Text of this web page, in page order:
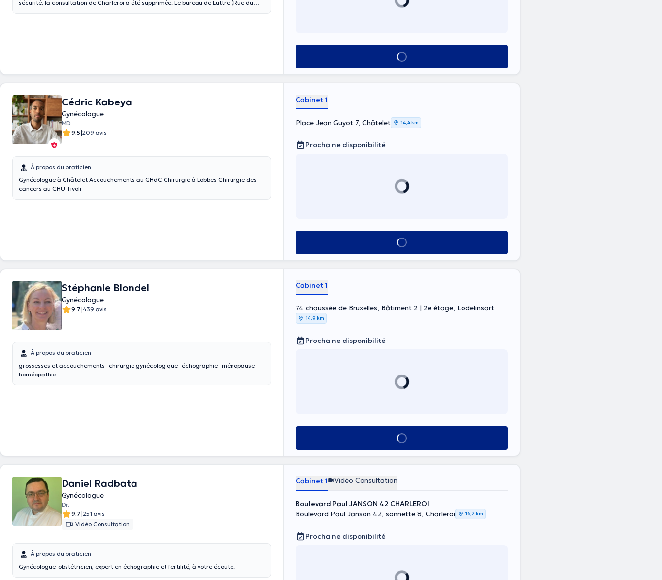
sécurité, la consultation de Charleroi a été supprimée. Le bureau de Luttre (Rue du
respect des souhaits de la future maman. Les interventions chirurgicales ont lieu à
Marie Curie ou sur le site de Vésale.
Voir tout
Cédric Kabeya
Gynécologue
MD
9.5|209 avis
À propos du praticien
Gynécologue à Châtelet Accouchements au GHdC Chirurgie à Lobbes Chirurgie des
cancers au CHU Tivoli
Cabinet 1
Place Jean Guyot 7, Châtelet 14,4 km
Prochaine disponibilité
Voir tout
Stéphanie Blondel
Gynécologue
9.7|439 avis
À propos du praticien
grossesses et accouchements- chirurgie gynécologique- échographie- ménopause-
homéopathie.
Cabinet 1
74 chaussée de Bruxelles, Bâtiment 2 | 2e étage, Lodelinsart
14,9 km
Prochaine disponibilité
Voir tout
Daniel Radbata
Gynécologue
Dr.
9.7|251 avis
Vidéo Consultation
À propos du praticien
Gynécologue-obstétricien, expert en échographie et fertilité, à votre écoute.
Cabinet 1 Vidéo Consultation
Boulevard Paul JANSON 42 CHARLEROI
Boulevard Paul Janson 42, sonnette 8, Charleroi
16,2 km
Prochaine disponibilité